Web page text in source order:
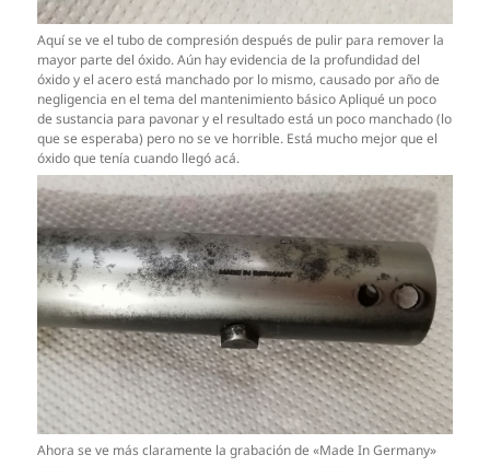
Aquí se ve el tubo de compresión después de pulir para remover la
mayor parte del óxido. Aún hay evidencia de la profundidad del
óxido y el acero está manchado por lo mismo, causado por año de
negligencia en el tema del mantenimiento básico Apliqué un poco
de sustancia para pavonar y el resultado está un poco manchado (lo
que se esperaba) pero no se ve horrible. Está mucho mejor que el
óxido que tenía cuando llegó acá.
Ahora se ve más claramente la grabación de «Made In Germany»